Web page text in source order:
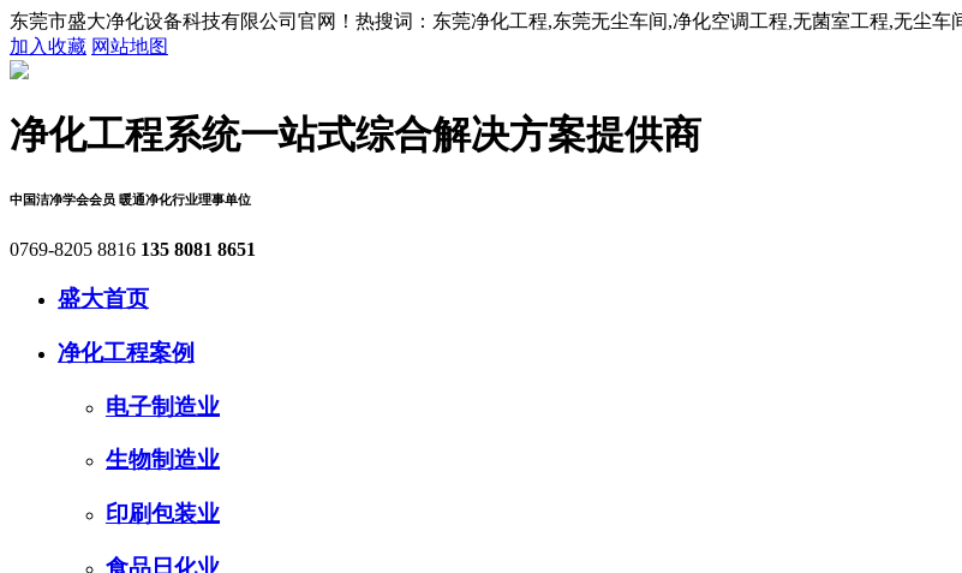
东莞市盛大净化设备科技有限公司官网！热搜词：东莞净化工程,东莞无尘车间,净化空调工程,无菌室工程,无尘车
加入收藏 网站地图
净化工程系统一站式综合解决方案提供商
中国洁净学会会员 暖通净化行业理事单位
0769-8205 8816 135 8081 8651
盛大首页
净化工程案例
电子制造业
生物制造业
印刷包装业
食品日化业